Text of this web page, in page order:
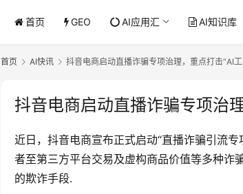
首页 GEO AI应用汇 AI知识库
首页 AI快讯 抖音电商启动直播诈骗专项治理，重点打击“AI
抖音电商启动直播诈骗专项治
近日，抖音电商宣布正式启动“直播诈骗引流
者至第三方平台交易及虚构商品价值等多种诈
的欺诈手段.